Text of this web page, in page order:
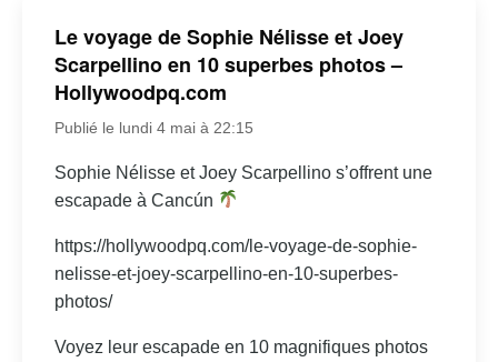
Le voyage de Sophie Nélisse et Joey
Scarpellino en 10 superbes photos –
Hollywoodpq.com
Publié le lundi 4 mai à 22:15
Sophie Nélisse et Joey Scarpellino s’offrent une
escapade à Cancún
https://hollywoodpq.com/le-voyage-de-sophie-
nelisse-et-joey-scarpellino-en-10-superbes-
photos/
Voyez leur escapade en 10 magnifiques photos